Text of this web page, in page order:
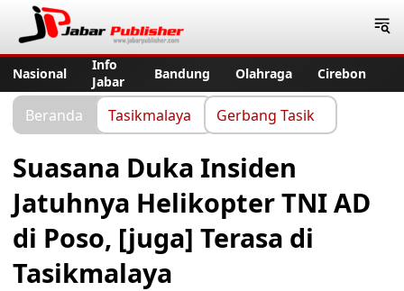
Nasional
Info
Jabar
Bandung Olahraga Cirebon
Beranda Tasikmalaya Gerbang Tasik
Suasana Duka Insiden
Jatuhnya Helikopter TNI AD
di Poso, [juga] Terasa di
Tasikmalaya